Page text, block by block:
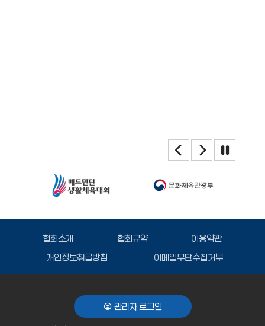
협회소개 협회규약
이용약관
개인정보취급방침
이메일무단수집거부
관리자 로그인